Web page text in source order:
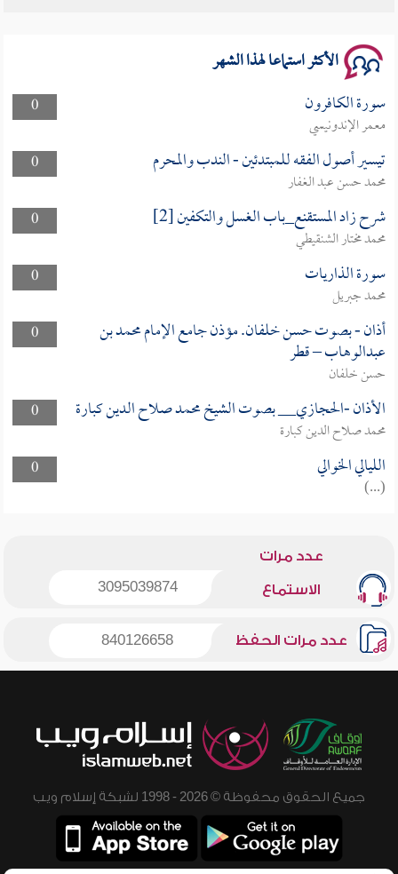
الأكثر استماعا لهذا الشهر
0 سورة الكافرون
معمر الإندونيسي
0
تيسير أصول الفقه للمبتدئين - الندب والمحرم
محمد حسن عبد الغفار
0
شرح زاد المستقنع_باب الغسل والتكفين [2]
محمد مختار الشنقيطي
0
سورة الذاريات
محمد جبريل
0
أذان - بصوت حسن خلفان. مؤذن جامع الإمام محمد بن
عبدالوهاب – قطر
حسن خلفان
0
الأذان -الحجازي__ بصوت الشيخ محمد صلاح الدين كبارة
محمد صلاح الدين كبارة
0
الليالي الخوالي
(...)
عدد مرات
الاستماع 3095039874
عدد مرات الحفظ 840126658
جميع الحقوق محفوظة © 2026 - 1998 لشبكة إسلام ويب